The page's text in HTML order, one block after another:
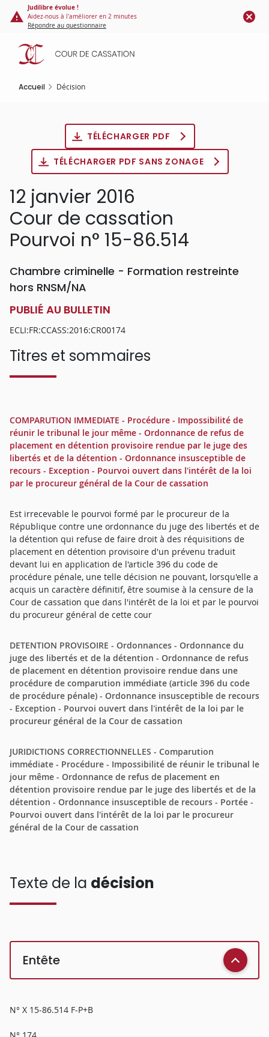
Panneau de gestion des cookies
contenu
principal
Judilibre évolue !
Aidez-nous à l'améliorer en 2 minutes
Répondre au questionnaire
Accueil Décision
TÉLÉCHARGER PDF
TÉLÉCHARGER PDF SANS ZONAGE
12 janvier 2016
Cour de cassation
Pourvoi n° 15-86.514
Chambre criminelle - Formation restreinte
hors RNSM/NA
PUBLIÉ AU BULLETIN
ECLI:FR:CCASS:2016:CR00174
Titres et sommaires
COMPARUTION IMMEDIATE - Procédure - Impossibilité de
réunir le tribunal le jour même - Ordonnance de refus de
placement en détention provisoire rendue par le juge des
libertés et de la détention - Ordonnance insusceptible de
recours - Exception - Pourvoi ouvert dans l'intérêt de la loi
par le procureur général de la Cour de cassation
Est irrecevable le pourvoi formé par le procureur de la
République contre une ordonnance du juge des libertés et de
la détention qui refuse de faire droit à des réquisitions de
placement en détention provisoire d'un prévenu traduit
devant lui en application de l'article 396 du code de
procédure pénale, une telle décision ne pouvant, lorsqu'elle a
acquis un caractère définitif, être soumise à la censure de la
Cour de cassation que dans l'intérêt de la loi et par le pourvoi
du procureur général de cette cour
DETENTION PROVISOIRE - Ordonnances - Ordonnance du
juge des libertés et de la détention - Ordonnance de refus
de placement en détention provisoire rendue dans une
procédure de comparution immédiate (article 396 du code
de procédure pénale) - Ordonnance insusceptible de recours
- Exception - Pourvoi ouvert dans l'intérêt de la loi par le
procureur général de la Cour de cassation
JURIDICTIONS CORRECTIONNELLES - Comparution
immédiate - Procédure - Impossibilité de réunir le tribunal le
jour même - Ordonnance de refus de placement en
détention provisoire rendue par le juge des libertés et de la
détention - Ordonnance insusceptible de recours - Portée -
Pourvoi ouvert dans l'intérêt de la loi par le procureur
général de la Cour de cassation
Texte de la décision
Entête
N° X 15-86.514 F-P+B